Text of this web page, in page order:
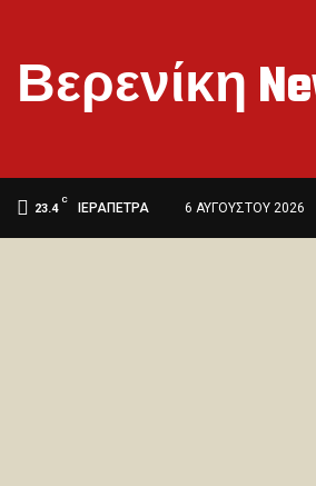
Βερενίκη
23.4
C
ΙΕΡΆΠΕΤΡΑ 6 ΑΥΓΟΎΣΤΟΥ 2026